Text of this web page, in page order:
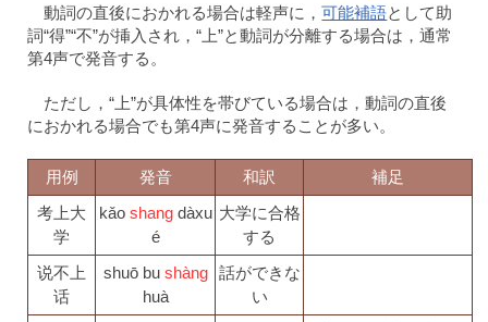
動詞の直後におかれる場合は軽声に，可能補語として助
詞“得”“不”が挿入され，“上”と動詞が分離する場合は，通常
第4声で発音する。
ただし，“上”が具体性を帯びている場合は，動詞の直後
におかれる場合でも第4声に発音することが多い。
用例 発音 和訳
補足
考上大
学
kǎo shangdàxu
é
大学に合格
する
说不上
话
shuō bu shàng
huà
話ができな
い